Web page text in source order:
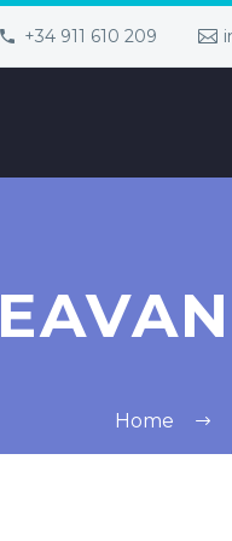
+34 911 610 209
Home